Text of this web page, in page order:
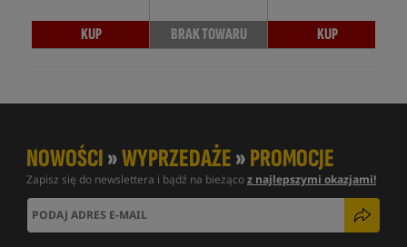
KUP BRAK TOWARU KUP
NOWOŚCI»WYPRZEDAŻE»PROMOCJE
Zapisz się do newslettera i bądź na bieżącoz najlepszymi okazjami!